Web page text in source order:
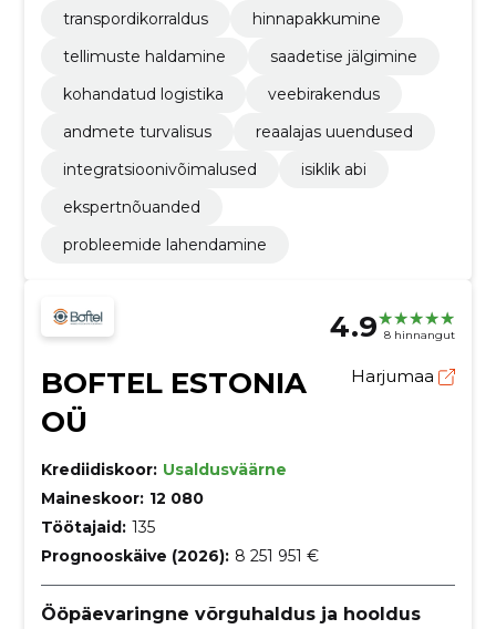
transpordikorraldus
hinnapakkumine
tellimuste haldamine
saadetise jälgimine
kohandatud logistika
veebirakendus
andmete turvalisus
reaalajas uuendused
integratsioonivõimalused
isiklik abi
ekspertnõuanded
probleemide lahendamine
4.9 8 hinnangut
BOFTEL ESTONIA
OÜ
Harjumaa
Krediidiskoor: Usaldusväärne
Maineskoor: 12 080
Töötajaid: 135
Prognooskäive (2026): 8 251 951 €
Ööpäevaringne võrguhaldus ja hooldus